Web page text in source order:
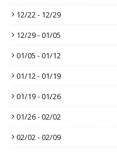
12/22 - 12/29
12/29 - 01/05
01/05 - 01/12
01/12 - 01/19
01/19 - 01/26
01/26 - 02/02
02/02 - 02/09